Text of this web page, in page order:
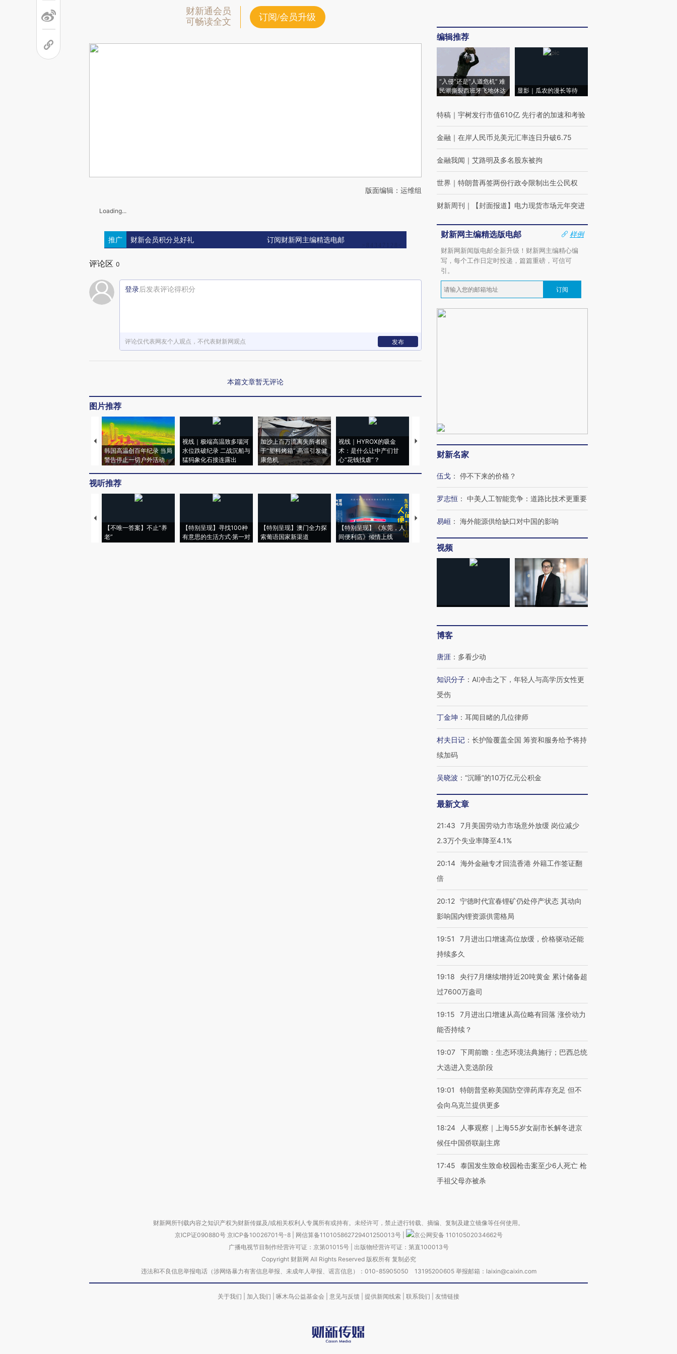
财新通会员
可畅读全文
订阅/会员升级
版面编辑：运维组
Loading...
推广 财新会员积分兑好礼 订阅财新网主编精选电邮
评论区 0
登录后发表评论得积分
评论仅代表网友个人观点，不代表财新网观点 发布
本篇文章暂无评论
图片推荐
韩国高温创百年纪录 当局
警告停止一切户外活动
视线｜极端高温致多瑙河
水位跌破纪录 二战沉船与
猛犸象化石接连露出
加沙上百万流离失所者困
于“塑料烤箱” 高温引发健
康危机
视线｜HYROX的吸金
术：是什么让中产们甘
心“花钱找虐”？
马航飞行员跨国走私7万
粒摇头丸 尿检体内含3种
视听推荐
【不唯一答案】不止“养
老”
【特别呈现】寻找100种
有意思的生活方式·第一对
【特别呈现】澳门全力探
索葡语国家新渠道
【特别呈现】《东莞，人
间便利店》倾情上线
【推广】走进第四届链博
有意思的生活方式·第三对
住三大增长引擎是什么？
编辑推荐
“入侵”还是“人道危机” 难
民潮撕裂西班牙飞地休达
显影｜瓜农的漫长等待
特稿 ｜ 宇树发行市值610亿 先行者的加速和考验
金融 ｜ 在岸人民币兑美元汇率连日升破6.75
金融我闻 ｜ 艾路明及多名股东被拘
世界 ｜ 特朗普再签两份行政令限制出生公民权
财新周刊 ｜ 【封面报道】电力现货市场元年突进
财新网主编精选版电邮
样例
财新网新闻版电邮全新升级！财新网主编精心编
写，每个工作日定时投递，篇篇重磅，可信可
引。
订阅
财新名家
伍戈 ： 停不下来的价格？
罗志恒 ： 中美人工智能竞争：道路比技术更重要
易峘 ： 海外能源供给缺口对中国的影响
视频
博客
唐涯 ： 多看少动
知识分子 ： AI冲击之下，年轻人与高学历女性更
受伤
丁金坤 ： 耳闻目睹的几位律师
村夫日记 ： 长护险覆盖全国 筹资和服务给予将持
续加码
吴晓波 ： “沉睡”的10万亿元公积金
最新文章
21:43
7月美国劳动力市场意外放缓 岗位减少
2.3万个失业率降至4.1%
20:14 海外金融专才回流香港 外籍工作签证翻
倍
20:12 宁德时代宜春锂矿仍处停产状态 其动向
影响国内锂资源供需格局
19:51
7月进出口增速高位放缓，价格驱动还能
持续多久
19:18
央行7月继续增持近20吨黄金 累计储备超
过7600万盎司
19:15
7月进出口增速从高位略有回落 涨价动力
能否持续？
19:07 下周前瞻：生态环境法典施行；巴西总统
大选进入竞选阶段
19:01
特朗普坚称美国防空弹药库存充足 但不
会向乌克兰提供更多
18:24
人事观察｜上海55岁女副市长解冬进京
候任中国侨联副主席
17:45
泰国发生致命校园枪击案至少6人死亡 枪
手祖父母亦被杀
财新网所刊载内容之知识产权为财新传媒及/或相关权利人专属所有或持有。未经许可，禁止进行转载、摘编、复制及建立镜像等任何使用。
京ICP证090880号 京ICP备10026701号-8 网信算备110105862729401250013号
京公网安备 11010502034662号
广播电视节目制作经营许可证：京第01015号| 出版物经营许可证：第直100013号
Copyright 财新网 All Rights Reserved 版权所有 复制必究
违法和不良信息举报电话（涉网络暴力有害信息举报、未成年人举报、谣言信息）：010-85905050 13195200605 举报邮箱：laixin@caixin.com
关于我们 加入我们 啄木鸟公益基金会 意见与反馈 提供新闻线索 联系我们 友情链接